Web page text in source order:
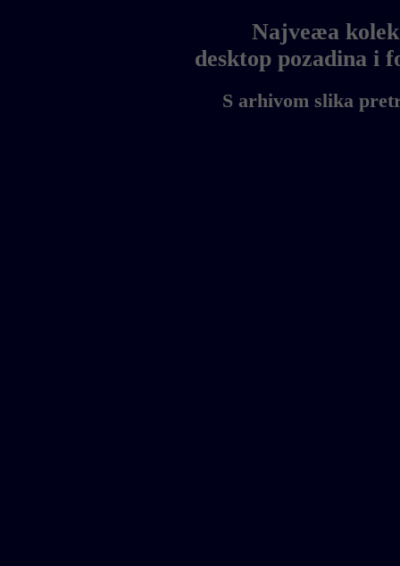
Najveæa
desktop pozadina i
S arhivom slika